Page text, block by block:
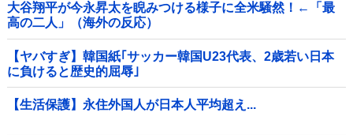
大谷翔平が今永昇太を睨みつける様子に全米騒然！←「最
高の二人」（海外の反応）
【ヤバすぎ】韓国紙｢サッカー韓国U23代表、2歳若い日本
に負けると歴史的屈辱｣
【生活保護】永住外国人が日本人平均超え...